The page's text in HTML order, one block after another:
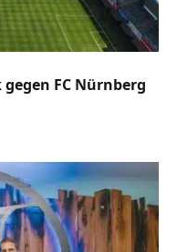
FC Nürnberg